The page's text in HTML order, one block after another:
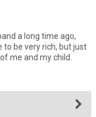
a long time ago,
to be very rich, but just
me and my child.